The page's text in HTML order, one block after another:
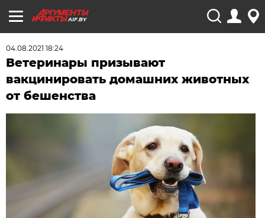
AIF.BY
04.08.2021 18:24
Ветеринары призывают
вакцинировать домашних животных
от бешенства